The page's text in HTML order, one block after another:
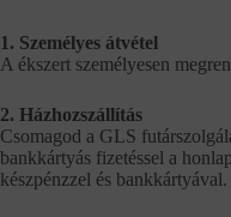
1. Személyes átvétel
A ékszert személyesen
2. Házhozszállítás
Csomagod a GLS
bankkártyás fizetéssel a
készpénzzel és bankkártyával.